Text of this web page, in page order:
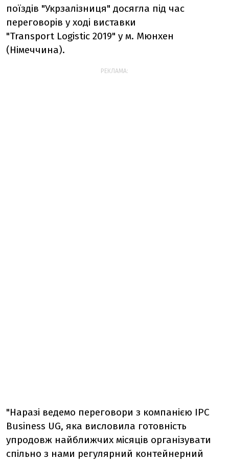
поїздів "Укрзалізниця" досягла під час
переговорів у ході виставки
"Transport Logistic 2019" у м. Мюнхен
(Німеччина).
РЕКЛАМА:
"Наразі ведемо переговори з компанією IPC
Business UG, яка висловила готовність
упродовж найближчих місяців організувати
спільно з нами регулярний контейнерний